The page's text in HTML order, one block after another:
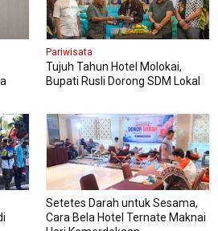
Pariwisata
Tujuh Tahun Hotel Molokai,
Bupati Rusli Dorong SDM Lokal
Setetes Darah untuk Sesama,
Cara Bela Hotel Ternate Maknai